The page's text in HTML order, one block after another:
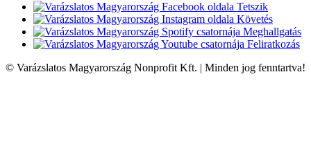
Tetszik
Követés
Meghallgatás
Feliratkozás
© Varázslatos Magyarország Nonprofit Kft. | Minden jog fenntartva!